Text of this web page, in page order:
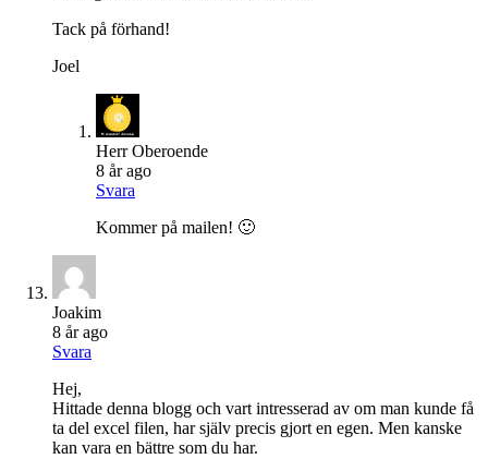
Tack på förhand!
Joel
Herr Oberoende
8 år ago
Svara
Kommer på mailen! 🙂
Joakim
8 år ago
Svara
Hej,
Hittade denna blogg och vart intresserad av om man kunde få
ta del excel filen, har själv precis gjort en egen. Men kanske
kan vara en bättre som du har.